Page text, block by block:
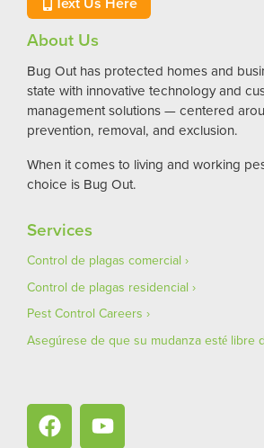
About Us
Bug Out has protected homes and
state with innovative technology and
management solutions — centered
prevention, removal, and exclusion.
When it comes to living and working
choice is Bug Out.
Services
Control de plagas comercial
Control de plagas residencial
Pest Control Careers
Asegúrese de que su mudanza esté libre